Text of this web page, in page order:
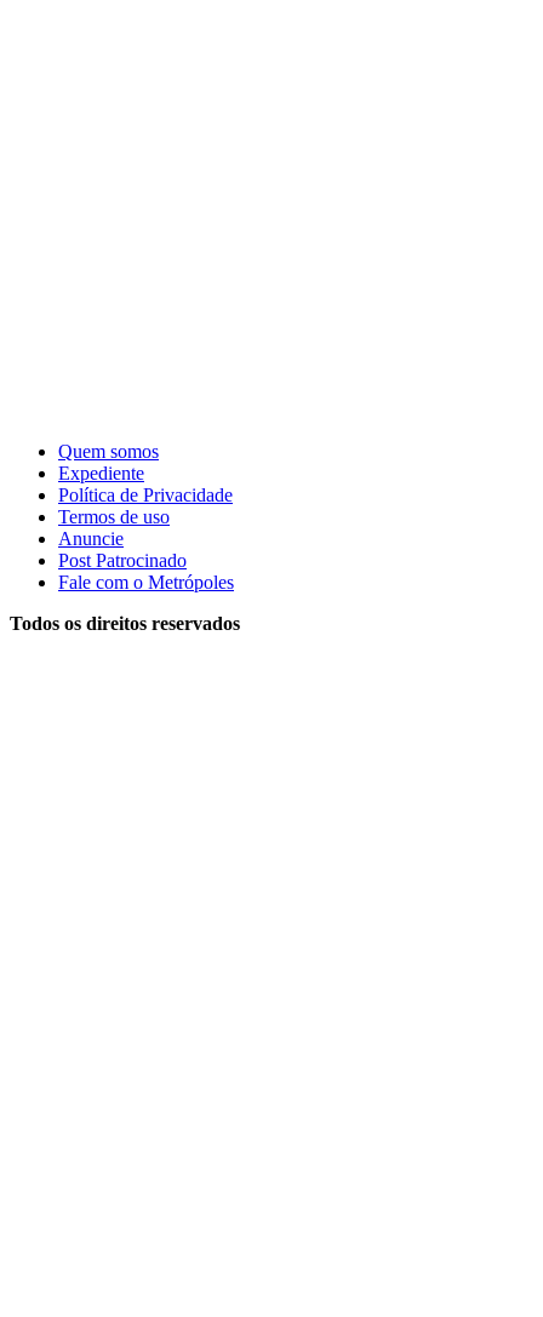
Quem somos
Expediente
Política de Privacidade
Termos de uso
Anuncie
Post Patrocinado
Fale com o Metrópoles
Todos os direitos reservados